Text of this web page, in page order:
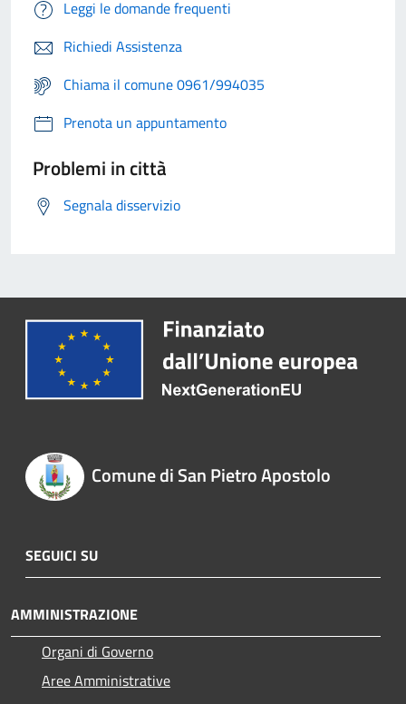
Leggi le domande frequenti
Richiedi Assistenza
Chiama il comune 0961/994035
Prenota un appuntamento
Problemi in città
Segnala disservizio
Comune di San Pietro Apostolo
SEGUICI SU
AMMINISTRAZIONE
Organi di Governo
Aree Amministrative